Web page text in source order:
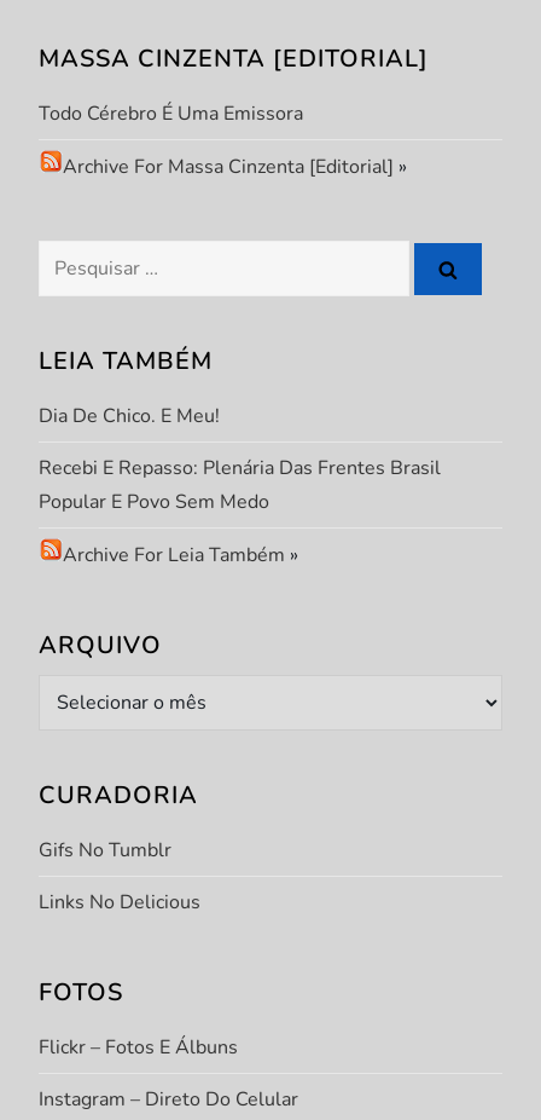
ç
ã
o
e
o
s
t
MASSA CINZENTA [EDITORIAL]
Todo Cérebro É Uma Emissora
Archive For Massa Cinzenta [Editorial] »
Pesquisar
por:
LEIA TAMBÉM
Dia De Chico. E Meu!
Recebi E Repasso: Plenária Das Frentes Brasil
Popular E Povo Sem Medo
Archive For Leia Também »
ARQUIVO
Arquivo
CURADORIA
Gifs No Tumblr
Links No Delicious
FOTOS
Flickr – Fotos E Álbuns
Instagram – Direto Do Celular